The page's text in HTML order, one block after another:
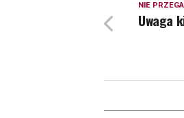
NIE
Uwaga